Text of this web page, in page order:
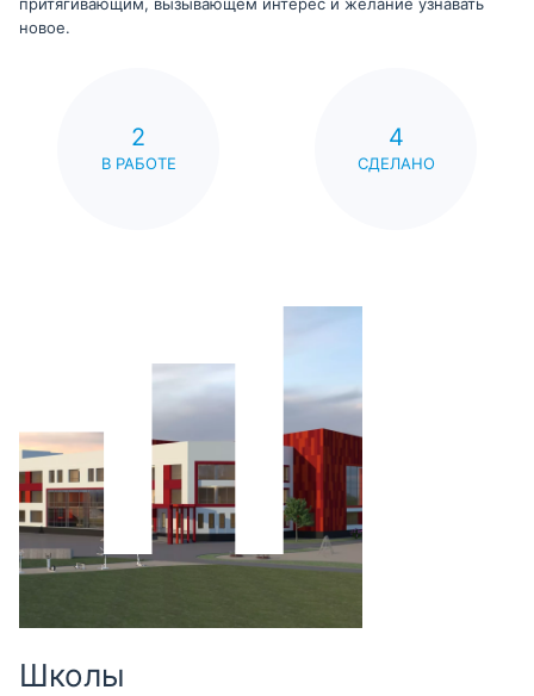
притягивающим, вызывающем интерес и желание узнавать
новое.
2
В РАБОТЕ
4
СДЕЛАНО
Школы